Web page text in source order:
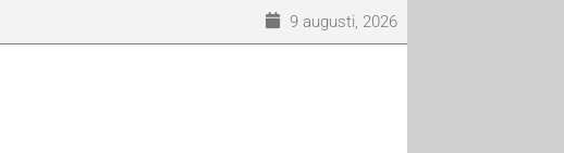
9 augusti, 2026